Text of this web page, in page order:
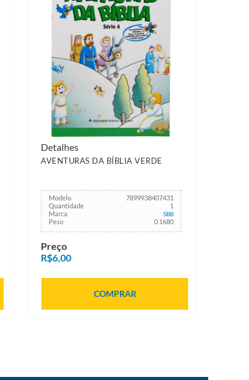
AVENTURAS DA BÍBLIA VERDE
Modelo
7899938407431
Quantidade
1
Marca
SBB
Peso 0.1680
Preço
R$6,00
COMPRAR
Detalhes